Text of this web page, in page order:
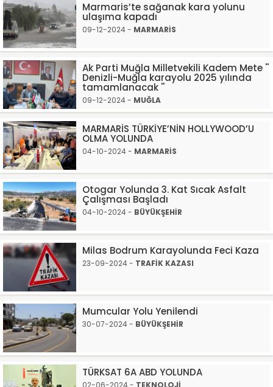
Marmaris’te sağanak kara yolunu
ulaşıma kapadı
09-12-2024 - MARMARİS
Ak Parti Muğla Milletvekili Kadem Mete ''
Denizli-Muğla karayolu 2025 yılında
tamamlanacak ''
09-12-2024 - MUĞLA
MARMARİS TÜRKİYE’NİN HOLLYWOOD’U
OLMA YOLUNDA
04-10-2024 - MARMARİS
Otogar Yolunda 3. Kat Sıcak Asfalt
Çalışması Başladı
04-10-2024 - BÜYÜKŞEHİR
Milas Bodrum Karayolunda Feci Kaza
23-09-2024 - TRAFİK KAZASI
Mumcular Yolu Yenilendi
30-07-2024 - BÜYÜKŞEHİR
TÜRKSAT 6A ABD YOLUNDA
02-06-2024 - TEKNOLOJİ